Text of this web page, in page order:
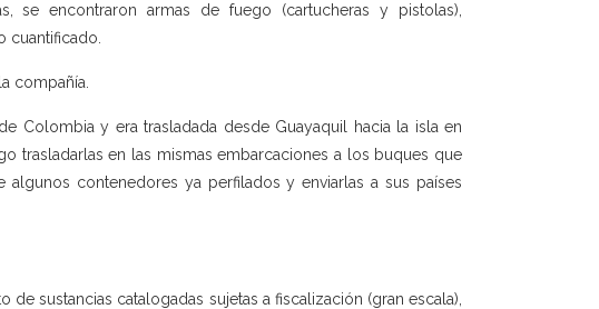
se encontraron armas de fuego (cartucheras y pistolas),
cuantificado.
compañía.
Colombia y era trasladada desde Guayaquil hacia la isla en
trasladarlas en las mismas embarcaciones a los buques que
contenedores ya perfilados y enviarlas a sus países
sustancias catalogadas sujetas a fiscalización (gran escala),